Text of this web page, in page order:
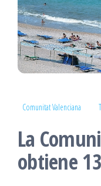
Comunitat Valenciana
La
obtiene